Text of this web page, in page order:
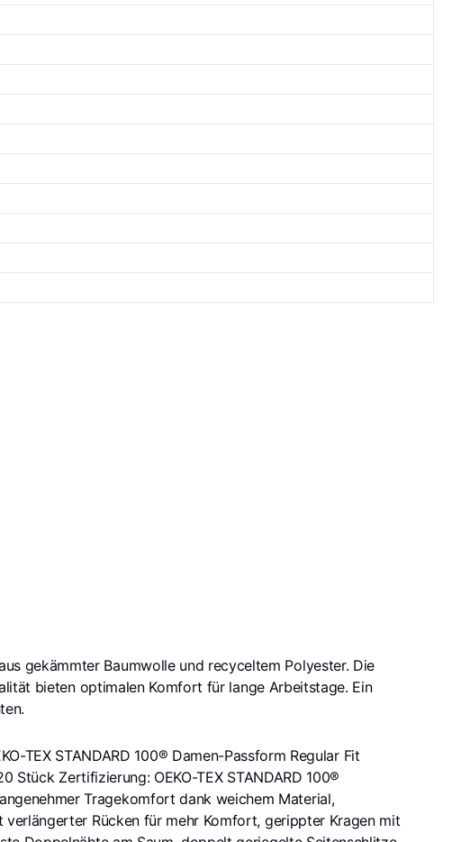
gekämmter Baumwolle und recyceltem Polyester. Die
bieten optimalen Komfort für lange Arbeitstage. Ein
TEX STANDARD 100® Damen-Passform Regular Fit
Zertifizierung: OEKO-TEX STANDARD 100®
Tragekomfort dank weichem Material,
Rücken für mehr Komfort, gerippter Kragen mit